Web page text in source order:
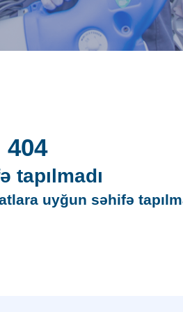
404
tapılmadı
uyğun səhifə